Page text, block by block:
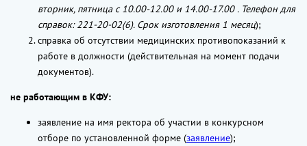
вторник, пятница с 10.00-12.00 и 14.00-17.00 . Телефон для
справок: 221-20-02(6). Срок изготовления 1 месяц);
справка об отсутствии медицинских противопоказаний к
работе в должности (действительная на момент подачи
документов).
не работающим в КФУ:
заявление на имя ректора об участии в конкурсном
отборе по установленной форме (заявление);